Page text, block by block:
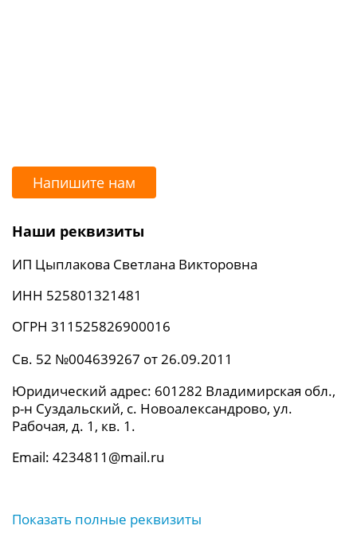
Напишите нам
Наши реквизиты
ИП Цыплакова Светлана Викторовна
ИНН 525801321481
ОГРН 311525826900016
Св. 52 №004639267 от 26.09.2011
Юридический адрес: 601282 Владимирская обл.,
р-н Суздальский, с. Новоалександрово, ул.
Рабочая, д. 1, кв. 1.
Email: 4234811@mail.ru
Показать полные реквизиты